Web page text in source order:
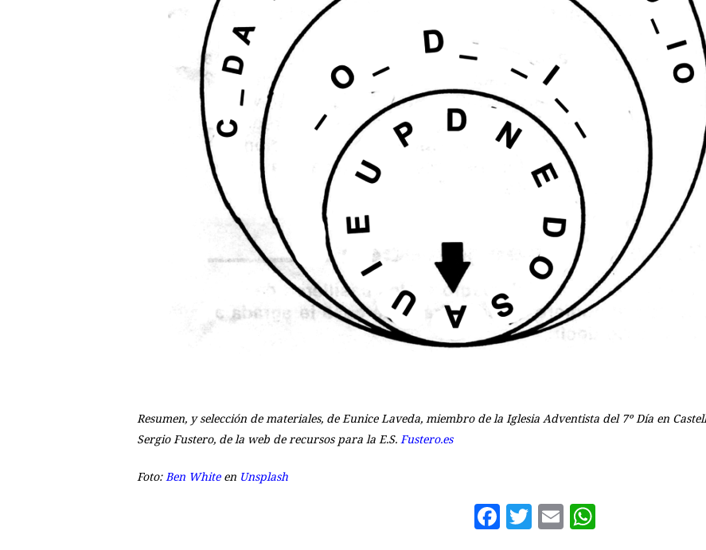
Resumen, y selección de materiales, de Eunice Laveda, miembro de la Iglesia Adventista del 7º Día en
Sergio Fustero, de la web de recursos para la E.S. Fustero.es
Foto:Ben Whiteen Unsplash
Facebook
Twitter
Email